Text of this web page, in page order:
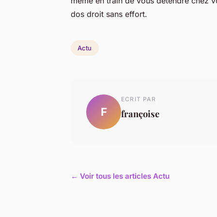
dos droit sans effort.
Actu
F
ECRIT PAR
françoise
← Voir tous les articles Actu